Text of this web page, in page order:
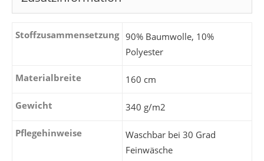
Stoffzusammensetzung 90% Baumwolle, 10%
Polyester
Materialbreite 160 cm
Gewicht 340 g/m2
Pflegehinweise
Waschbar bei 30 Grad
Feinwäsche